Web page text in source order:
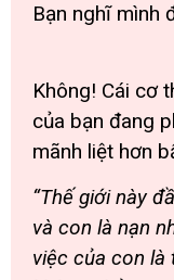
Bạn nghĩ mình
Không! Cái cơ
của bạn đang
mãnh liệt hơn
“Thế giới này
và con là nạn
việc của con